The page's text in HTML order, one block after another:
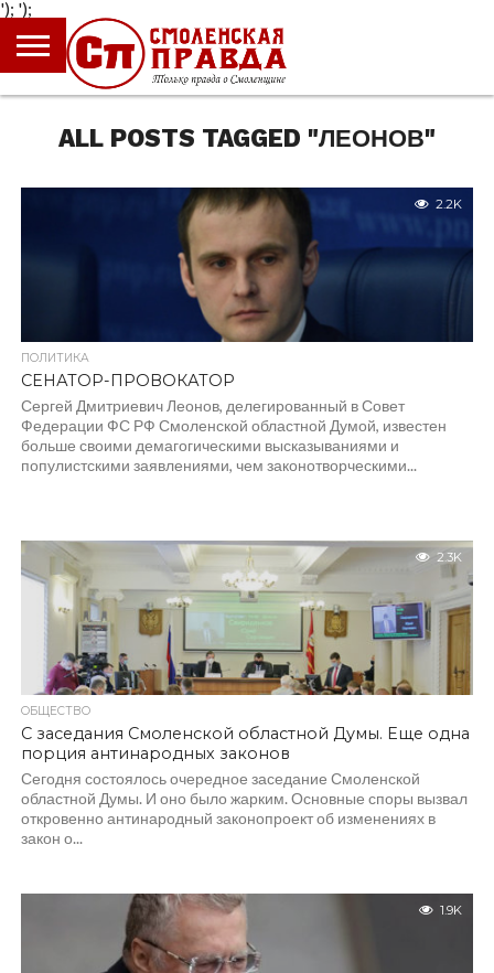
');
ГЛАВНАЯ
НОВОСТИ
ПРОИСШЕСТВИЯ
ПОЛИТИКА
КУЛЬТУРА
ЭКОНОМИКА
ОБЩЕСТВО
БЛОГИ
ALL POSTS TAGGED "ЛЕОНОВ"
2.2K
ПОЛИТИКА
СЕНАТОР-ПРОВОКАТОР
Сергей Дмитриевич Леонов, делегированный в Совет
Федерации ФС РФ Смоленской областной Думой, известен
больше своими демагогическими высказываниями и
популистскими заявлениями, чем законотворческими...
2.3K
ОБЩЕСТВО
С заседания Смоленской областной Думы. Еще одна
порция антинародных законов
Сегодня состоялось очередное заседание Смоленской
областной Думы. И оно было жарким. Основные споры вызвал
откровенно антинародный законопроект об изменениях в
закон о...
1.9K
');